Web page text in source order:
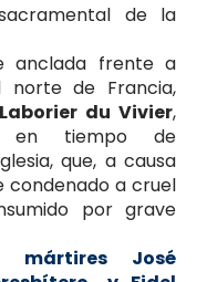
de la
anclada frente a
norte de Francia,
du Vivier,
tiempo de
que, a causa
condenado a cruel
por grave
mártires
José